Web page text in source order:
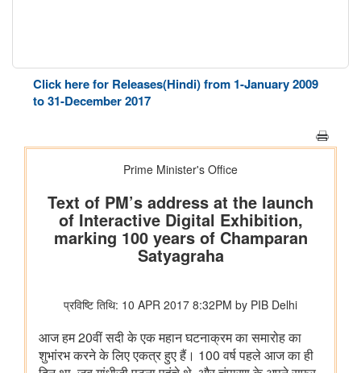
Click here for Releases(Hindi) from 1-January 2009
to 31-December 2017